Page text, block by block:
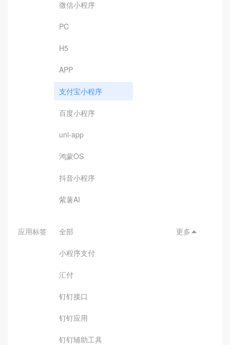
微信小程序
PC
H5
APP
支付宝小程序
百度小程序
uni-app
鸿蒙OS
抖音小程序
紫薯AI
应用标签 全部
小程序支付
汇付
钉钉接口
钉钉应用
钉钉辅助工具
更多 